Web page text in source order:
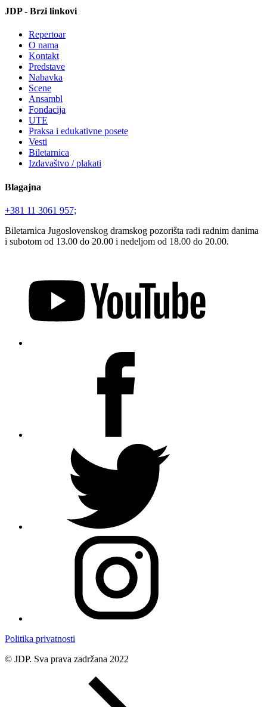
JDP - Brzi linkovi
Repertoar
O nama
Kontakt
Predstave
Nabavka
Scene
Ansambl
Fondacija
UTE
Praksa i edukativne posete
Vesti
Biletarnica
Izdavaštvo / plakati
Blagajna
+381 11 3061 957;
Biletarnica Jugoslovenskog dramskog pozorišta radi radnim danima
i subotom od 13.00 do 20.00 i nedeljom od 18.00 do 20.00.
Politika privatnosti
© JDP. Sva prava zadržana 2022